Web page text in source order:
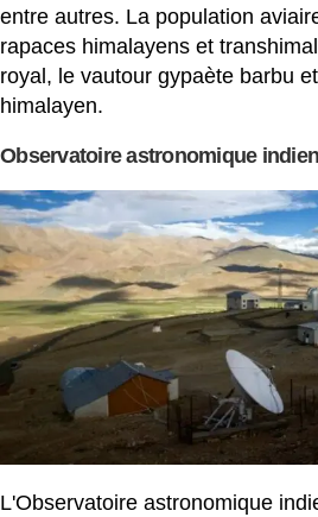
entre autres. La population
rapaces himalayens et
royal, le vautour gypaète barbu
himalayen.
Observatoire astronomique indien
L'Observatoire astronomique